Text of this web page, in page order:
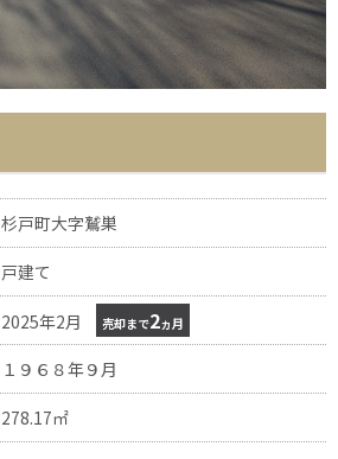
杉戸町大字鷲巣
戸建て
2025年2月 売却まで2ヵ月
１９６８年９月
278.17㎡